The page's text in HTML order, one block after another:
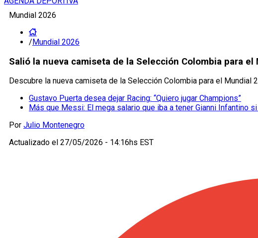
Mundial 2026
/Mundial 2026
Salió la nueva camiseta de la Selección Colombia para
Descubre la nueva camiseta de la Selección Colombia para el Mundial
Gustavo Puerta desea dejar Racing: “Quiero jugar Champions”
Más que Messi: El mega salario que iba a tener Gianni Infantino
Por Julio Montenegro
Actualizado el 27/05/2026 - 14:16hs EST